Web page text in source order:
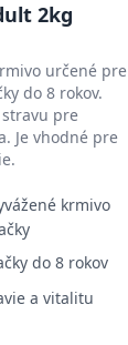
2kg
určené pre
do 8 rokov.
stravu pre
Je vhodné pre
krmivo
do 8 rokov
a vitalitu